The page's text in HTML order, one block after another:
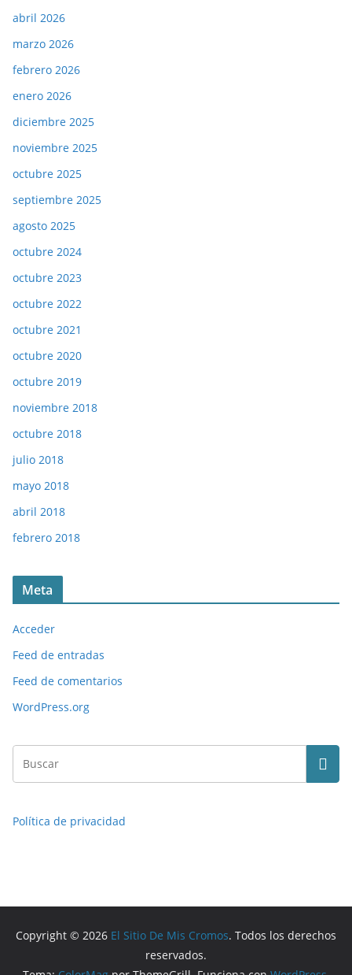
abril 2026
marzo 2026
febrero 2026
enero 2026
diciembre 2025
noviembre 2025
octubre 2025
septiembre 2025
agosto 2025
octubre 2024
octubre 2023
octubre 2022
octubre 2021
octubre 2020
octubre 2019
noviembre 2018
octubre 2018
julio 2018
mayo 2018
abril 2018
febrero 2018
Meta
Acceder
Feed de entradas
Feed de comentarios
WordPress.org
Política de privacidad
Copyright © 2026 El Sitio De Mis Cromos. Todos los derechos
reservados.